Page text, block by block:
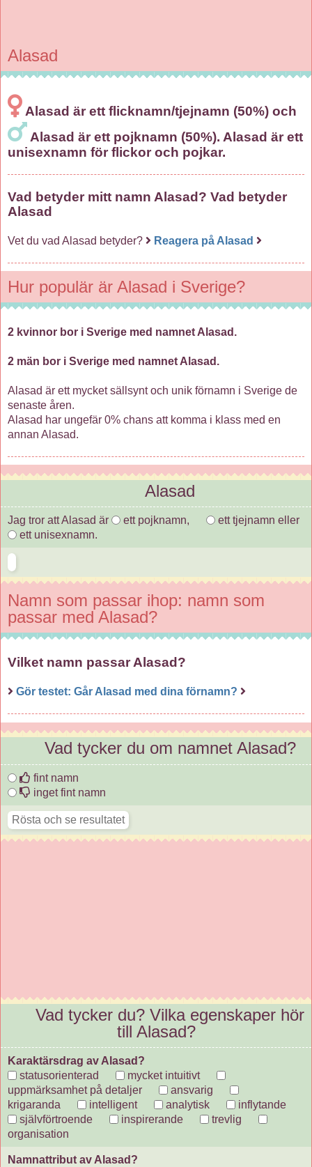
Alasad
Alasad är ett flicknamn/tjejnamn (50%) och
Alasad är ett pojknamn (50%). Alasad är ett
unisexnamn för flickor och pojkar.
Vad betyder mitt namn Alasad? Vad betyder
Alasad
Vet du vad Alasad betyder? Reagera på Alasad
Hur populär är Alasad i Sverige?
2 kvinnor bor i Sverige med namnet Alasad.
2 män bor i Sverige med namnet Alasad.
Alasad är ett mycket sällsynt och unik förnamn i Sverige de
senaste åren.
Alasad har ungefär 0% chans att komma i klass med en
annan Alasad.
Alasad
Jag tror att Alasad är ett pojknamn,
ett tjejnamn eller
ett unisexnamn.
Namn som passar ihop: namn som
passar med Alasad?
Vilket namn passar Alasad?
Gör testet: Går Alasad med dina förnamn?
Vad tycker du om namnet Alasad?
fint namn
inget fint namn
Vad tycker du? Vilka egenskaper hör
till Alasad?
Karaktärsdrag av Alasad?
statusorienterad
mycket intuitivt
uppmärksamhet på detaljer
ansvarig
krigaranda
intelligent analytisk
inflytande
självförtroende
inspirerande
trevlig
organisation
Namnattribut av Alasad?